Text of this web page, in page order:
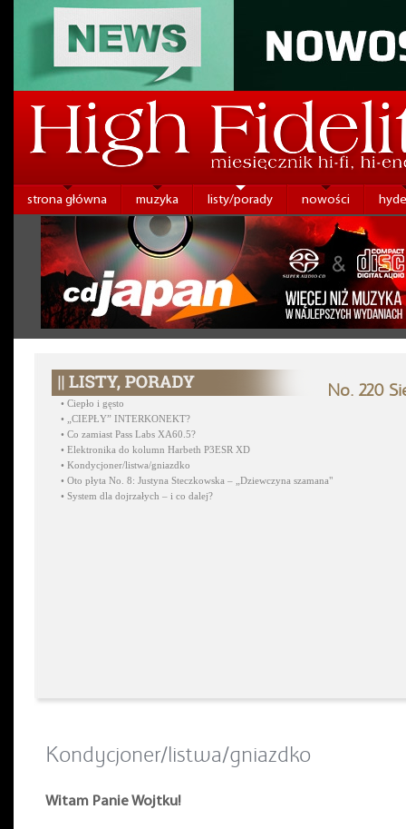
strona główna muzyka listy/porady nowości
No. 220
• Ciepło i gęsto
•
„CIEPŁY” INTERKONEKT?
• Co zamiast Pass Labs XA60.5?
• Elektronika do kolumn Harbeth P3ESR XD
• Kondycjoner/listwa/gniazdko
• Oto płyta No. 8: Justyna Steczkowska – „Dziewczyna szamana"
• System dla dojrzałych – i co dalej?
Kondycjoner/listwa/gniazdko
Witam Panie Wojtku!